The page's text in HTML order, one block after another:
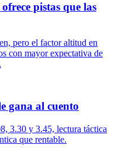
pistas que las
pero el factor altitud en
con mayor expectativa de
gana al cuento
3.30 y 3.45, lectura táctica
que rentable.